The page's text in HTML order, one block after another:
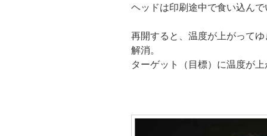
ヘッドは印刷途中で食い込んで
再開すると、温度が上がって
解消。
ターゲット（目標）に温度が